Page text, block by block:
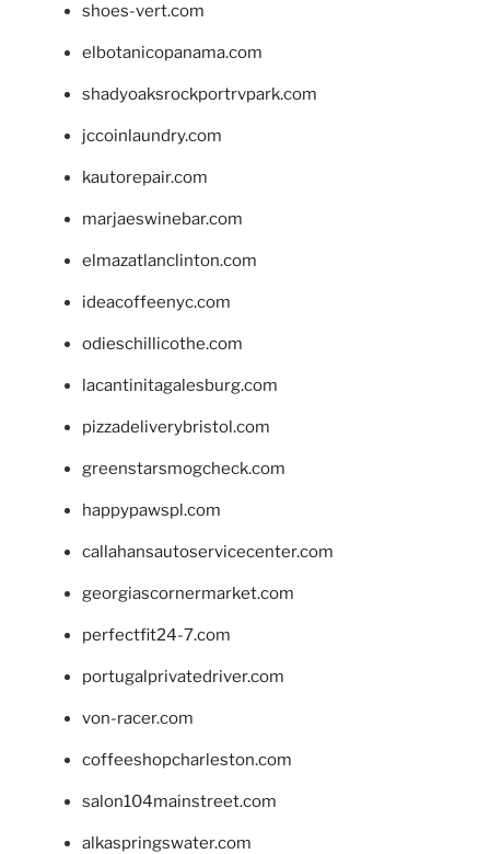
shoes-vert.com
elbotanicopanama.com
shadyoaksrockportrvpark.com
jccoinlaundry.com
kautorepair.com
marjaeswinebar.com
elmazatlanclinton.com
ideacoffeenyc.com
odieschillicothe.com
lacantinitagalesburg.com
pizzadeliverybristol.com
greenstarsmogcheck.com
happypawspl.com
callahansautoservicecenter.com
georgiascornermarket.com
perfectfit24-7.com
portugalprivatedriver.com
von-racer.com
coffeeshopcharleston.com
salon104mainstreet.com
alkaspringswater.com